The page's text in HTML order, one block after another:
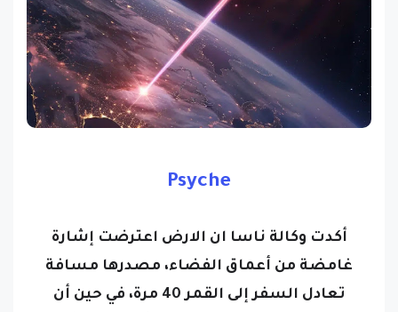
غامضة من أعماق الفضاء، مصدرها مسافة
تعادل السفر إلى القمر 40 مرة، في حين أن
احتمال التواصل خارج كوكب الأرض قد يشعل